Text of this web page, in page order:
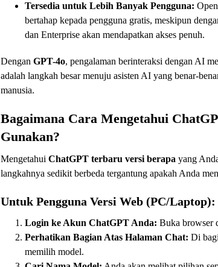
Tersedia untuk Lebih Banyak Pengguna:
bertahap kepada pengguna gratis, meskipun
dan Enterprise akan mendapatkan akses penuh.
Dengan GPT-4o, pengalaman berinteraksi dengan AI
adalah langkah besar menuju asisten AI yang benar-
manusia.
Bagaimana Cara Mengetahui
Gunakan?
Mengetahui ChatGPT terbaru versi berapa yang
langkahnya sedikit berbeda tergantung apakah Anda
Untuk Pengguna Versi Web (PC/Laptop):
Login ke Akun ChatGPT Anda: Buka browser
Perhatikan Bagian Atas Halaman Chat: Di
memilih model.